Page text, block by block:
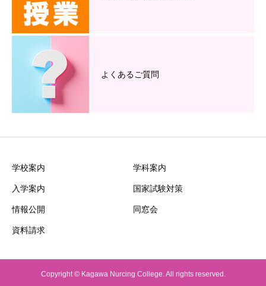
よくあるご質問
学校案内 学科案内
入学案内 国家試験対策
情報公開 同窓会
資料請求
Copyright © Kagawa Nurcing College. All rights reserved.